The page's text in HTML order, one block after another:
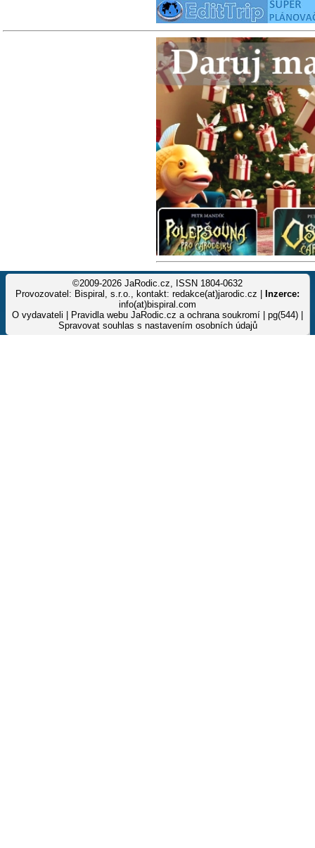
©2009-2026 JaRodic.cz, ISSN 1804-0632
Provozovatel: Bispiral, s.r.o., kontakt: redakce(at)jarodic.cz |
Inzerce:
info(at)bispiral.com
O vydavateli
Pravidla webu JaRodic.cz a ochrana soukromí | pg(544) |
Spravovat souhlas s nastavením osobních údajů